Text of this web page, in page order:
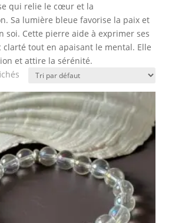
qui relie le cœur et la
Sa lumière bleue favorise la paix et
soi. Cette pierre aide à exprimer ses
clarté tout en apaisant le mental. Elle
et attire la sérénité.